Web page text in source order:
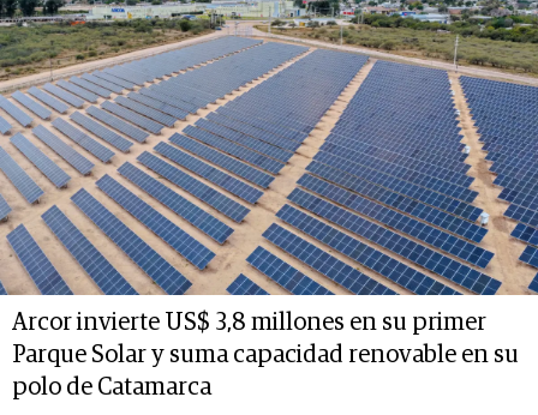
Arcor invierte US$ 3,8 millones en su primer
Parque Solar y suma capacidad renovable en su
polo de Catamarca